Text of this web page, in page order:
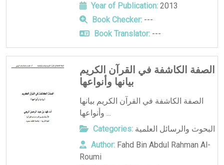
Year of Publication:2013
Book Checker:---
Book Translator:---
الصفة الكاشفة في القرآن الكريم
بيانها وأنواعها
الصفة الكاشفة في القرآن الكريم بيانها
وأنواعها ...
Categories: البحوث والرسائل العلمية
Author: Fahd Bin Abdul Rahman Al-
Roumi